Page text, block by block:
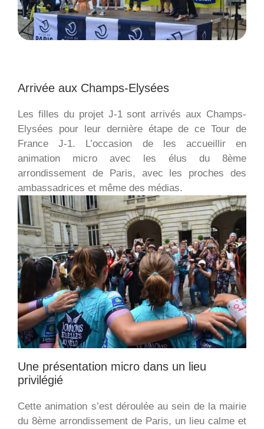
Arrivée aux Champs-Elysées
Les filles du projet J-1 sont arrivés aux Champs-
Elysées pour leur dernière étape de ce Tour de
France J-1. L’occasion de les accueillir en
animation micro avec les élus du 8ème
arrondissement de Paris, avec les proches des
ambassadrices et même des médias.
Une présentation micro dans un lieu
privilégié
Cette animation s’est déroulée au sein de la mairie
du 8ème arrondissement de Paris, un lieu calme et